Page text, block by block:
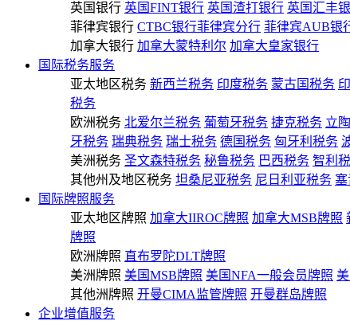
英国银行 英国FINT银行 英国渣打银行 英国汇丰
菲律宾银行 CTBC银行菲律宾分行 菲律宾AUB银
加拿大银行 加拿大蒙特利尔 加拿大皇家银行
国际税务服务
亚太地区税务 新西兰税务 印度税务 蒙古国税务
税务
欧洲税务 北爱尔兰税务 葡萄牙税务 捷克税务 立
牙税务 瑞典税务 瑞士税务 德国税务 匈牙利税务
美洲税务 圣文森特税务 秘鲁税务 巴西税务 智利
其他州及地区税务 坦桑尼亚税务 尼日利亚税务
国际牌照服务
亚太地区牌照 加拿大IIROC牌照 加拿大MSB牌照
牌照
欧洲牌照 直布罗陀DLT牌照
美洲牌照 美国MSB牌照 美国NFA一般会员牌照
其他洲牌照 开曼CIMA监管牌照 开曼群岛牌照
企业增值服务